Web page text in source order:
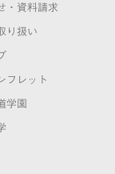
・資料請求
り扱い
フレット
学園